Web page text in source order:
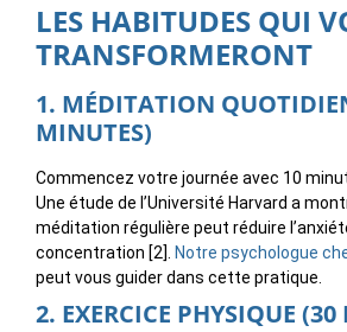
LES HABITUDES QUI
TRANSFORMERONT
1. MÉDITATION
MINUTES)
Commencez votre journée avec 10
Une étude de l’Université Harvard a
méditation régulière peut réduire
concentration [2]. Notre psychologue
peut vous guider dans cette pratique.
2. EXERCICE PHYSIQUE